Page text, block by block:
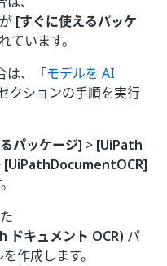
[すぐに使えるパッケ
ています。
は、「モデルを AI
クションの手順を実行
パッケージ] > [UiPath
[UiPathDocumentOCR]
キュメント OCR) パ
作成します。